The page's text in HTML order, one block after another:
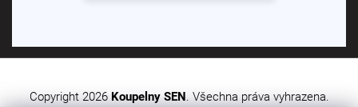
Copyright 2026 Koupelny SEN. Všechna práva vyhrazena.